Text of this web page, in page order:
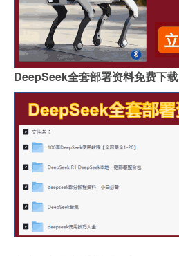
DeepSeek全套部署资料免费下载